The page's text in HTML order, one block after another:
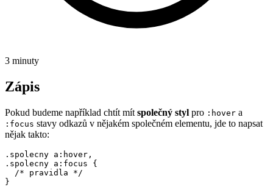
3 minuty
Zápis
Pokud budeme například chtít mít společný styl pro :hover a
:focus stavy odkazů v nějakém společném elementu, jde to napsat
nějak takto:
.spolecny a:hover,
.spolecny a:focus {
  /* pravidla */
}